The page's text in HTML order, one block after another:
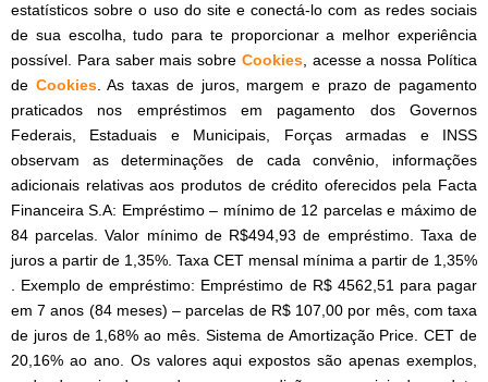
estatísticos sobre o uso do site e conectá-lo com as redes sociais
de sua escolha, tudo para te proporcionar a melhor experiência
possível. Para saber mais sobre Cookies, acesse a nossa Política
de Cookies. As taxas de juros, margem e prazo de pagamento
praticados nos empréstimos em pagamento dos Governos
Federais, Estaduais e Municipais, Forças armadas e INSS
observam as determinações de cada convênio, informações
adicionais relativas aos produtos de crédito oferecidos pela Facta
Financeira S.A: Empréstimo – mínimo de 12 parcelas e máximo de
84 parcelas. Valor mínimo de R$494,93 de empréstimo. Taxa de
juros a partir de 1,35%. Taxa CET mensal mínima a partir de 1,35%
. Exemplo de empréstimo: Empréstimo de R$ 4562,51 para pagar
em 7 anos (84 meses) – parcelas de R$ 107,00 por mês, com taxa
de juros de 1,68% ao mês. Sistema de Amortização Price. CET de
20,16% ao ano. Os valores aqui expostos são apenas exemplos,